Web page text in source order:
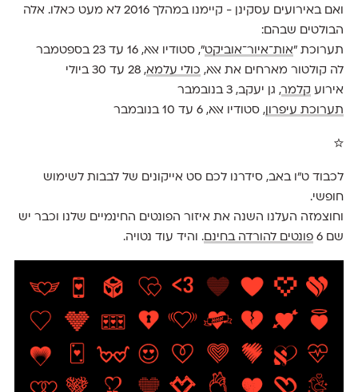
ואם באירועים עסקינן - קיימנו במהלך 2016 לא מעט כאלו. אלה
הבולטים שבהם:
תערוכת ״אות־איור־אוביקט״, סטודיו אאא, 16 עד 23 בספטמבר
לה קולטור מארחים את אאא, כולי עלמא, 28 עד 30 ביולי
אירוע קלמר, גן יעקב, 3 בנובמבר
תערוכת עיפרון , סטודיו אאא, 6 עד 10 בנובמבר
☆
לכבוד ט"ו באב, סידרנו לכם סט אייקונים של לבבות לשימוש
חופשי.
וחוצמזה העלנו השנה את איזור הפונטים החינמיים שלנו וכבר יש
שם 6
פונטים להורדה בחינם. והיד עוד נטויה.